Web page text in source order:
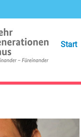
Start